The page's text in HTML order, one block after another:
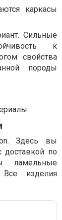
каркасы
Сильные
к
свойства
породы
Здесь вы
доставкой по
ламельные
изделия